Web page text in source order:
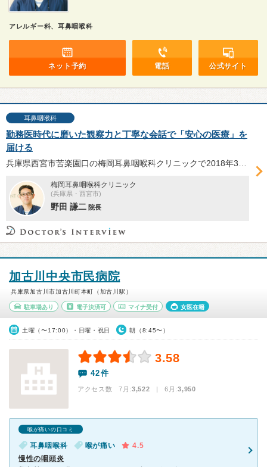
アレルギー科、耳鼻咽喉科
ネット予約 電話 公式サイト
耳鼻咽喉科
勤務医時代に磨いた観察力と丁寧な会話で「安心の医療」を
届ける
梅岡耳鼻咽喉科クリニック
(兵庫県・西宮市)
野田 謙二 院長
加古川中央市民病院
兵庫県加古川市加古川町本町（加古川駅）
駐車場あり 電子決済可 マイナ受付 女医在籍
土曜（〜17:00）・日曜・祝日 朝（8:45〜）
3.58
42件
アクセス数 7月:3,522 | 6月:3,950
喉が痛いの口コミ
耳鼻咽喉科 喉が痛い
4.5
慢性の咽頭炎